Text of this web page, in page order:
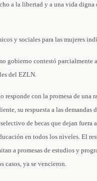
a la libertad y a una vida digna
y sociales para las mujeres
gobierno contestó parcialmente
del EZLN.
responde con la promesa de una
su respuesta a las demandas
de becas que dejan fuera
en todos los niveles. El
a promesas de estudios y
casos, ya se vencieron.